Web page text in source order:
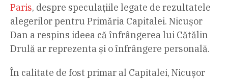
Paris, despre speculațiile legate de rezultatele
alegerilor pentru Primăria Capitalei. Nicușor
Dan a respins ideea că înfrângerea lui Cătălin
Drulă ar reprezenta și o înfrângere personală.
În calitate de fost primar al Capitalei, Nicușor